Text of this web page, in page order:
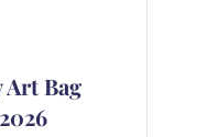
Art Bag